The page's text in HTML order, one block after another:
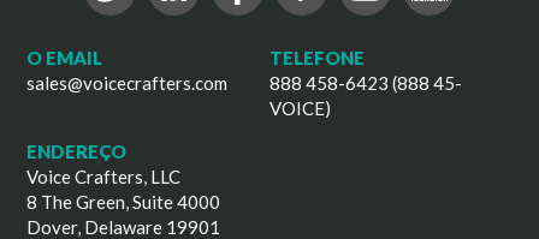
O EMAIL
sales@voicecrafters.com
TELEFONE
888 458-6423 (888 45-
VOICE)
ENDEREÇO
Voice Crafters, LLC
8 The Green, Suite 4000
Dover, Delaware 19901